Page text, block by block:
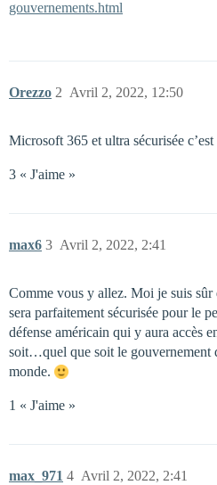
gouvernements.html
Orezzo Avril 2, 2022, 12:50
2
Microsoft 365 et ultra sécurisée
3 « J'aime »
max6 Avril 2, 2022, 2:41
3
Comme vous y allez. Moi je suis sûr
sera parfaitement sécurisée pour le
défense américain qui y aura accès
soit…quel que soit le gouvernement
monde.
1 « J'aime »
max_971 Avril 2, 2022, 2:41
4